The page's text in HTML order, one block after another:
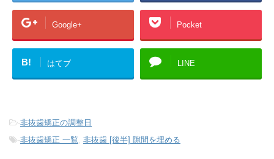
Google+ Pocket
B! はてブ LINE
-非抜歯矯正の調整日
-非抜歯矯正 一覧, 非抜歯 [後半] 隙間を埋める